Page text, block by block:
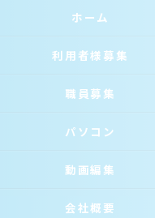
ホーム
利用者様募集
職員募集
パソコン
動画編集
会社概要